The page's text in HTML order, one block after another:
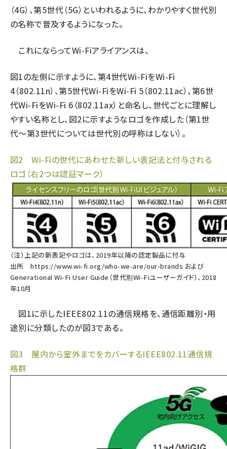
（4G）、第5世代（5G）といわれるように、わかりやすく世代別
の名称で普及するようになった。
これにならってWi-Fiアライアンスは、
図1の左側に示すように、第4世代Wi-FiをWi-Fi
4（802.11n）、第5世代Wi-FiをWi-Fi 5（802.11ac）、第6世
代Wi-FiをWi-Fi 6（802.11ax）と命名し、世代ごとに理解し
やすい名称とし、図2に示すようなロゴを作成した（第1世
代〜第3世代については世代別の呼称はしない）。
図2 Wi-Fiの世代にあわせた新しい表記法と付与される
ロゴ（右2つは認証マーク）
（注）上記の新表記やロゴは、2019年以降の認定製品に付与
出所https://www.wi-fi.org/who-we-are/our-brands および
Generational Wi-Fi User Guide（世代別Wi-Fiユーザーガイド）、2018
年10月
図1に示したIEEE802.11の通信規格を、通信距離別・用
途別に分類したのが図3である。
図3 屋内から室外までをカバーするIEEE802.11通信規
格群